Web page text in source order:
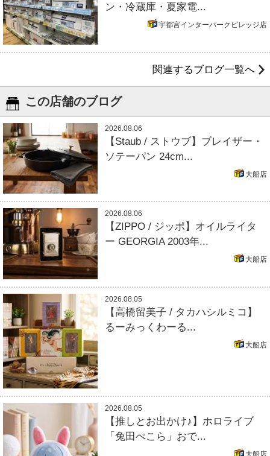
ン・冷蔵庫・夏家電...
宇都宮インターパークビレッジ店
関連するブログ一覧へ
この店舗のブログ
2026.08.06
【Staub / ストウブ】ブレイザー・
ソテーパン 24cm...
大船店
2026.08.06
【ZIPPO / ジッポ】オイルライタ
ー GEORGIA 2003年...
大船店
2026.08.05
【高橋留美子 / タカハシルミコ】
るーみっくわーる...
大船店
2026.08.05
【推しとお出かけ♪】ホロライブ
「兔田ぺこら」おで...
大船店